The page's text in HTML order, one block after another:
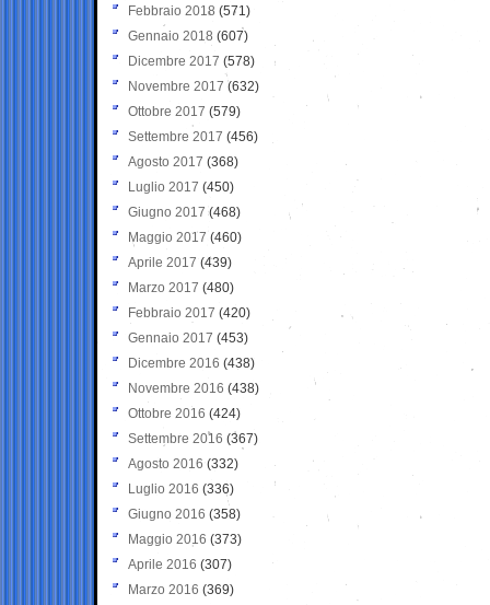
Febbraio 2018 (571)
Gennaio 2018 (607)
Dicembre 2017 (578)
Novembre 2017 (632)
Ottobre 2017 (579)
Settembre 2017 (456)
Agosto 2017 (368)
Luglio 2017 (450)
Giugno 2017 (468)
Maggio 2017 (460)
Aprile 2017 (439)
Marzo 2017 (480)
Febbraio 2017 (420)
Gennaio 2017 (453)
Dicembre 2016 (438)
Novembre 2016 (438)
Ottobre 2016 (424)
Settembre 2016 (367)
Agosto 2016 (332)
Luglio 2016 (336)
Giugno 2016 (358)
Maggio 2016 (373)
Aprile 2016 (307)
Marzo 2016 (369)